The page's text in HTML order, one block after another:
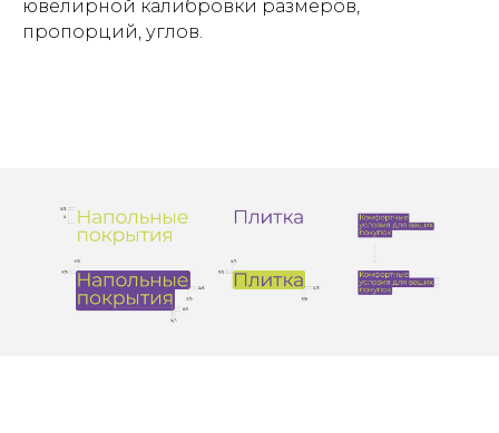
ювелирной калибровки размеров,
пропорций, углов.